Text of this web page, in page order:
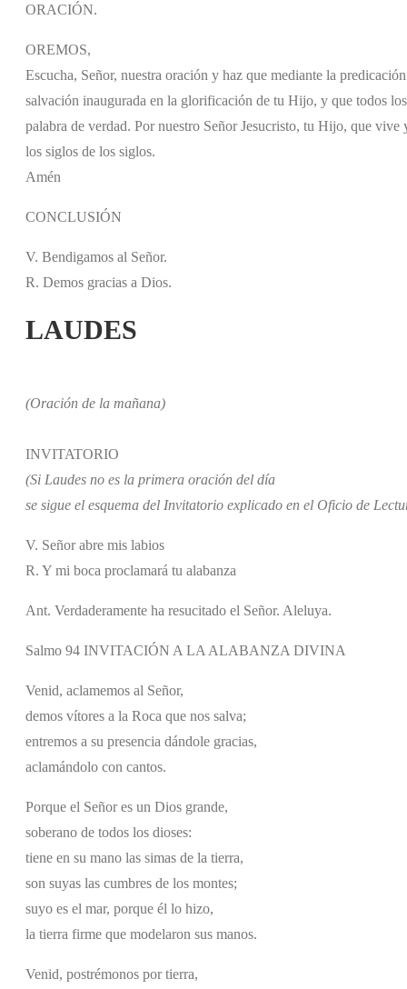
ORACIÓN.
OREMOS,
Escucha, Señor, nuestra oración y haz que mediante la
salvación inaugurada en la glorificación de tu Hijo, y que todos
palabra de verdad. Por nuestro Señor Jesucristo, tu Hijo, que
los siglos de los siglos.
Amén
CONCLUSIÓN
V. Bendigamos al Señor.
R. Demos gracias a Dios.
LAUDES
(Oración de la mañana)
INVITATORIO
(Si Laudes no es la primera oración del día
se sigue el esquema del Invitatorio explicado en el Oficio de
V. Señor abre mis labios
R. Y mi boca proclamará tu alabanza
Ant. Verdaderamente ha resucitado el Señor. Aleluya.
Salmo 94 INVITACIÓN A LA ALABANZA DIVINA
Venid, aclamemos al Señor,
demos vítores a la Roca que nos salva;
entremos a su presencia dándole gracias,
aclamándolo con cantos.
Porque el Señor es un Dios grande,
soberano de todos los dioses:
tiene en su mano las simas de la tierra,
son suyas las cumbres de los montes;
suyo es el mar, porque él lo hizo,
la tierra firme que modelaron sus manos.
Venid, postrémonos por tierra,